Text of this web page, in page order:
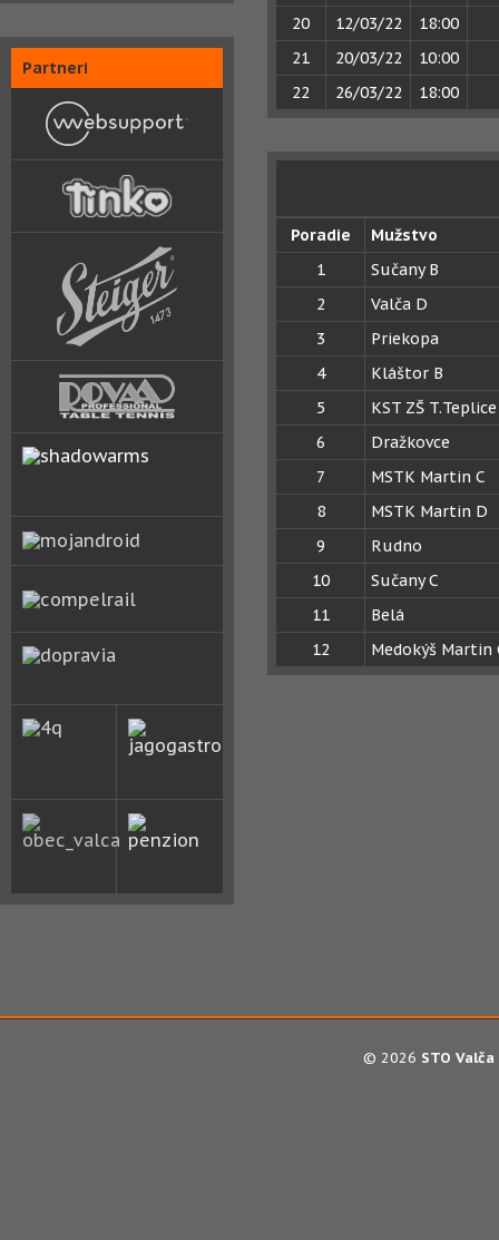
Partneri
20
12/03/22
18:00
21
20/03/22
10:00
22
26/03/22 18:00
Poradie
Mužstvo
1
Sučany B
2
Valča D
3
Priekopa
4
Kláštor B
5
KST ZŠ T.Teplice
6
Dražkovce
7
MSTK Martin C
8
MSTK Martin D
9
Rudno
10
Sučany C
11
Belá
12
Medokýš Martin
© 2026 STO Valča